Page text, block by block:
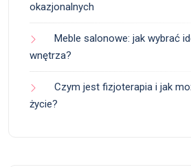
okazjonalnych
Meble salonowe: jak wybrać
wnętrza?
Czym jest fizjoterapia i jak
życie?